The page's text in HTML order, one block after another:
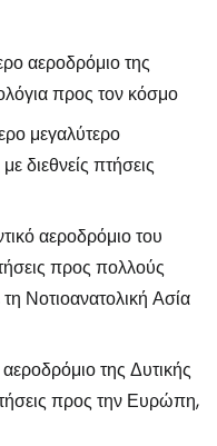
αεροδρόμιο της
προς τον κόσμο
μεγαλύτερο
διεθνείς πτήσεις
αεροδρόμιο του
προς πολλούς
Νοτιοανατολική Ασία
της Δυτικής
προς την Ευρώπη,